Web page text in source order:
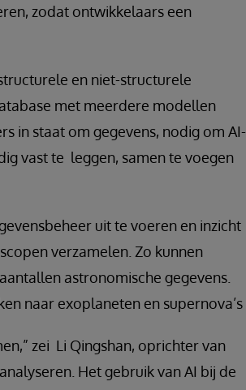
zodat ontwikkelaars een
en niet-structurele
met meerdere modellen
in staat om gegevens, nodig om AI-
vast te leggen, samen te voegen
uit te voeren en inzicht
verzamelen. Zo kunnen
astronomische gegevens.
naar exoplaneten en supernova’s
zei Li Qingshan, oprichter van
Het gebruik van AI bij de